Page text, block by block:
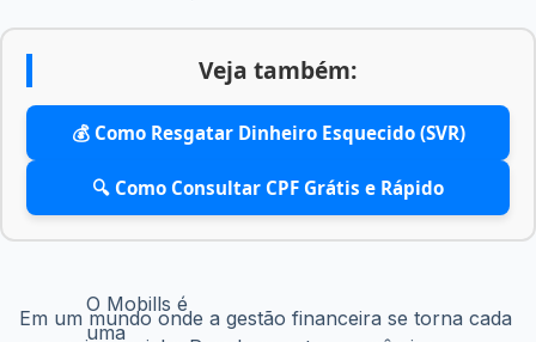
Veja também:
💰 Como Resgatar Dinheiro Esquecido (SVR)
🔍 Como Consultar CPF Grátis e Rápido
Em um mundo onde a gestão financeira se torna cada
O Mobills é
uma